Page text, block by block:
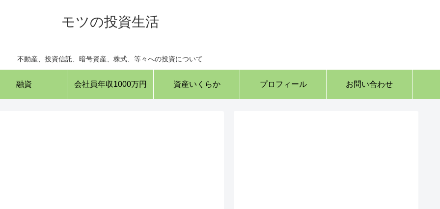
モツの投資生活
不動産、投資信託、暗号資産、株式、等々への投資について
融資 会社員年収1000万円 資産いくらか プロフィール お問い合わせ